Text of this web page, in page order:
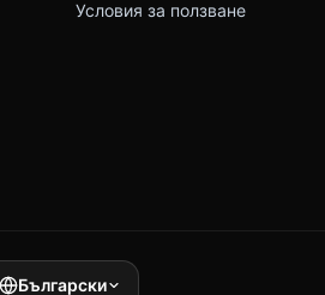
Условия за ползване
Български